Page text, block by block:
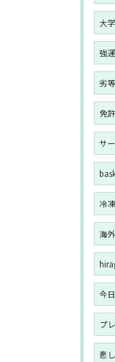
大
強
劣
免許
サ
冷
海外
今
プ
悲